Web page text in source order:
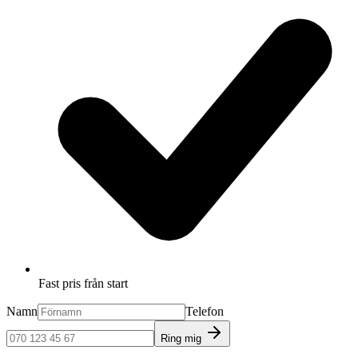
Fast pris från start
Namn Telefon
Ring mig